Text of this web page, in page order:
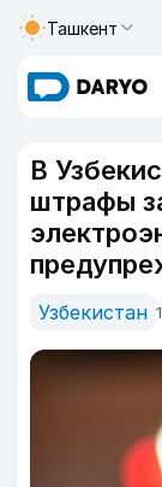
Ташкент
В
штрафы
Узбекистан